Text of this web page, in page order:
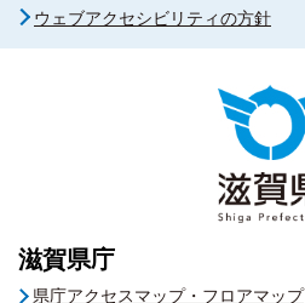
ウェブアクセシビリティの方針
滋賀県庁
県庁アクセスマップ・フロアマップ